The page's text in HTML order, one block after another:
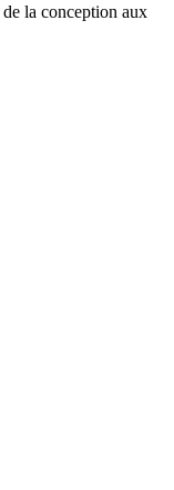
la conception aux